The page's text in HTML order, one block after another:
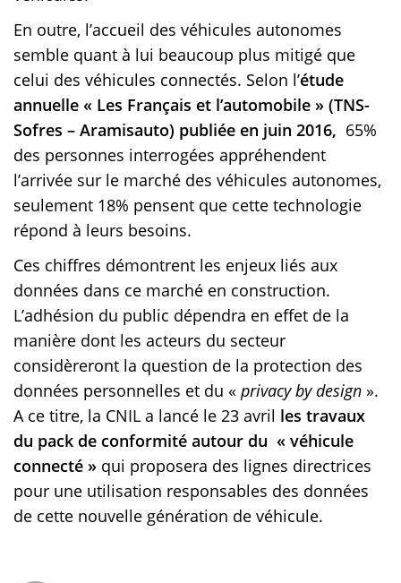
En outre, l’accueil des véhicules autonomes
semble quant à lui beaucoup plus mitigé que
celui des véhicules connectés. Selon l’étude
annuelle « Les Français et l’automobile » (TNS-
Sofres – Aramisauto) publiée en juin 2016, 65%
des personnes interrogées appréhendent
l’arrivée sur le marché des véhicules autonomes,
seulement 18% pensent que cette technologie
répond à leurs besoins.
Ces chiffres démontrent les enjeux liés aux
données dans ce marché en construction.
L’adhésion du public dépendra en effet de la
manière dont les acteurs du secteur
considèreront la question de la protection des
données personnelles et du « privacy by design ».
A ce titre, la CNIL a lancé le 23 avril les travaux
du pack de conformité autour du « véhicule
connecté » qui proposera des lignes directrices
pour une utilisation responsables des données
de cette nouvelle génération de véhicule.